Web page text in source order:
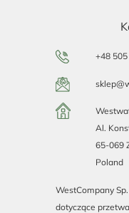
+48
Al.
65-069
Poland
WestCompany
dotyczące